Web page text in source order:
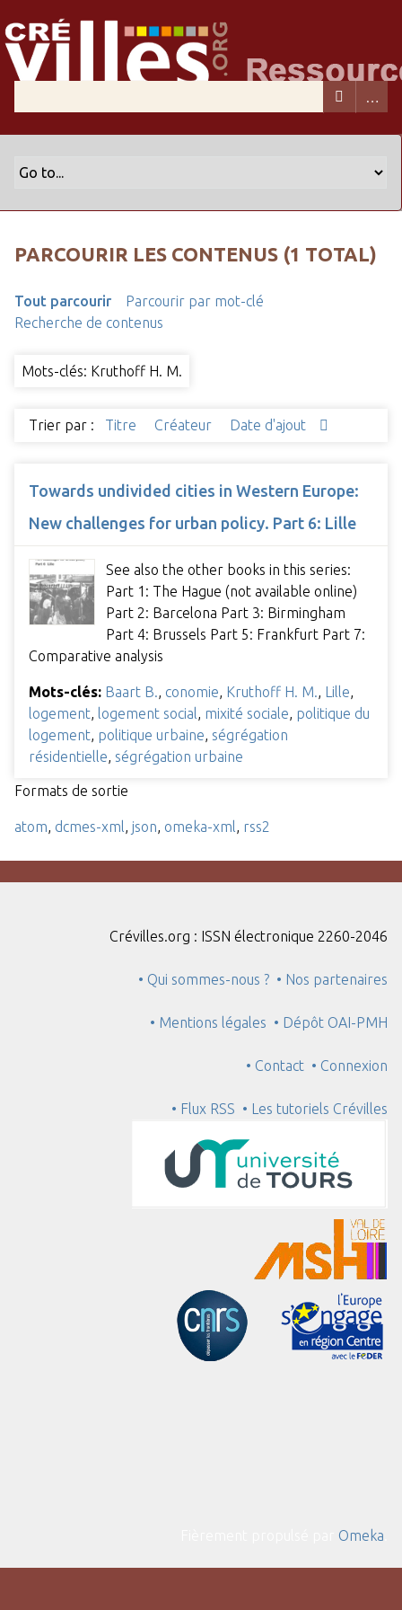
PARCOURIR LES CONTENUS (1 TOTAL)
Tout parcourir
Parcourir par mot-clé
Recherche de contenus
Mots-clés: Kruthoff H. M.
Trier par : Titre Créateur Date d'ajout
Towards undivided cities in Western Europe:
New challenges for urban policy. Part 6: Lille
See also the other books in this series:
Part 1: The Hague (not available online)
Part 2: Barcelona Part 3: Birmingham
Part 4: Brussels Part 5: Frankfurt Part 7:
Comparative analysis
Mots-clés: Baart B. conomie Kruthoff H. M. Lille
logement
logement social mixité sociale politique du
logement politique urbaine ségrégation
résidentielle ségrégation urbaine
Formats de sortie
atom dcmes-xml json omeka-xml rss2
Crévilles.org : ISSN électronique 2260-2046
• Qui sommes-nous ? • Nos partenaires
• Mentions légales • Dépôt OAI-PMH
• Contact • Connexion
• Flux RSS • Les tutoriels Crévilles
Omeka